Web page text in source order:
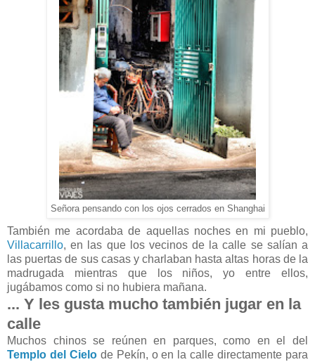
Señora pensando con los ojos cerrados en Shanghai
También me acordaba de aquellas noches en mi pueblo,
Villacarrillo, en las que los vecinos de la calle se salían a
las puertas de sus casas y charlaban hasta altas horas de la
madrugada mientras que los niños, yo entre ellos,
jugábamos como si no hubiera mañana.
... Y les gusta mucho también jugar en la
calle
Muchos chinos se reúnen en parques, como en el del
Templo del Cielode Pekín, o en la calle directamente para